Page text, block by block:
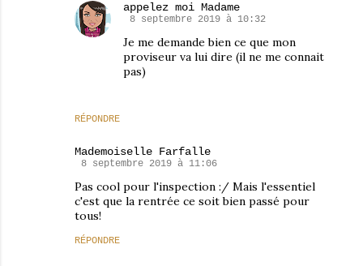
RÉPONDRE
appelez moi Madame
8 septembre 2019 à 10:32
Je me demande bien ce que mon
proviseur va lui dire (il ne me connait
pas)
Mademoiselle Farfalle
8 septembre 2019 à 11:06
Pas cool pour l'inspection :/ Mais l'essentiel
c'est que la rentrée ce soit bien passé pour
tous!
RÉPONDRE